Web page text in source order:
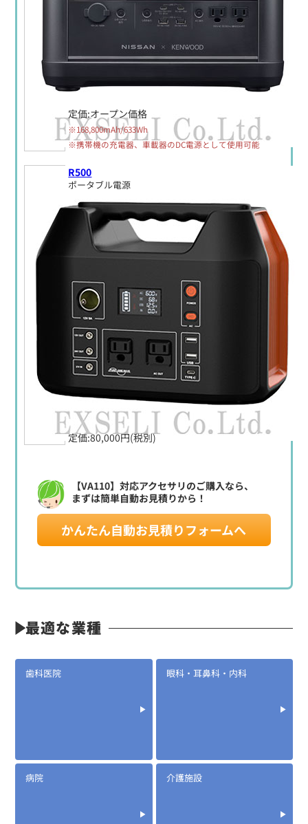
定価:オープン価格
※168,800mAh/633Wh
※携帯機の充電器、車載器のDC電源として使用可能
R500
ポータブル電源
定価:80,000円(税別)
【VA110】対応アクセサリのご購入なら、
まずは簡単自動お見積りから！
かんたん自動お見積りフォームへ
最適な業種
歯科医院 眼科・耳鼻科・内科
病院 介護施設